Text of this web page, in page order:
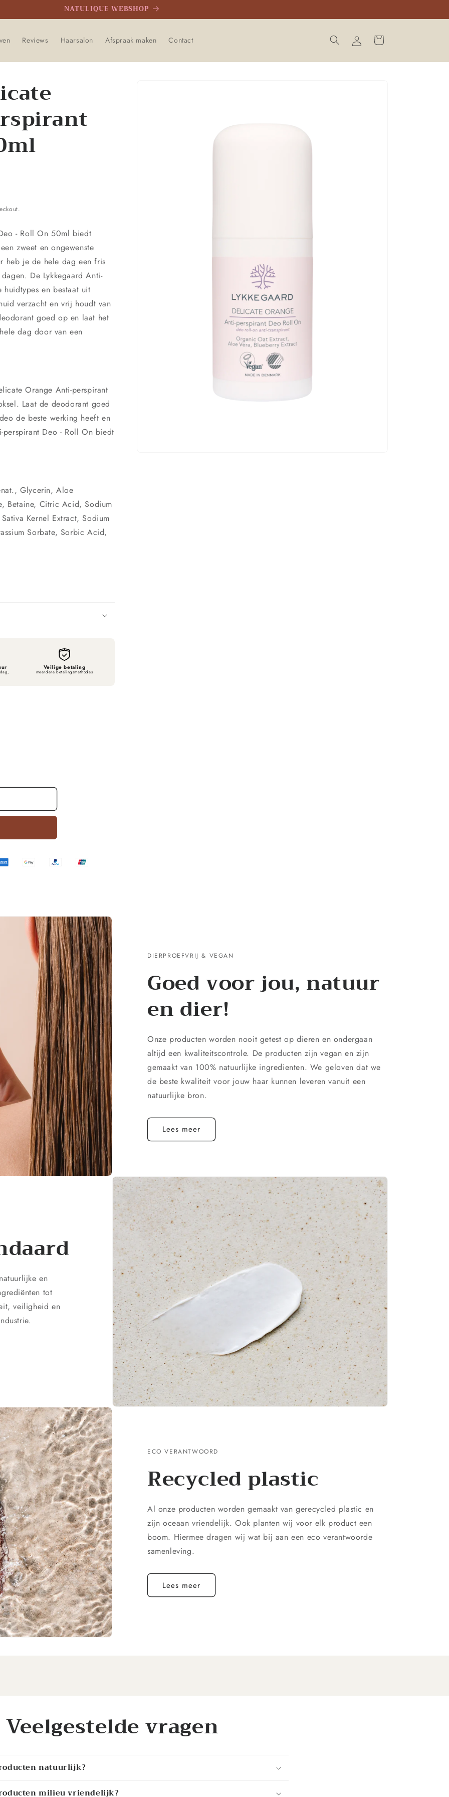
NATULIQUE WEBSHOP
Reviews Haarsalon Afspraak maken Contact InloggenWinkelwagen
- Roll On 50ml biedt
zweet en ongewenste
heb je de hele dag een fris
De Lykkegaard Anti-
en bestaat uit
verzacht en vrij houdt van
goed op en laat het
dag door van een
Orange Anti-perspirant
Laat de deodorant goed
de beste werking heeft en
Deo - Roll On biedt
Glycerin, Aloe
Betaine, Citric Acid, Sodium
Kernel Extract, Sodium
Sorbate, Sorbic Acid,
Veilige betaling
meerdere betalingsmethodes
DIERPROEFVRIJ & VEGAN
Goed voor jou, natuur
en dier!
Onze producten worden nooit getest op dieren en ondergaan
altijd een kwaliteitscontrole. De producten zijn vegan en zijn
gemaakt van 100% natuurlijke ingredienten. We geloven dat we
de beste kwaliteit voor jouw haar kunnen leveren vanuit een
natuurlijke bron.
Lees meer
en
tot
veiligheid en
ECO VERANTWOORD
Recycled plastic
Al onze producten worden gemaakt van gerecycled plastic en
zijn oceaan vriendelijk. Ook planten wij voor elk product een
boom. Hiermee dragen wij wat bij aan een eco verantwoorde
samenleving.
Lees meer
Veelgestelde vragen
natuurlijk?
milieu vriendelijk?